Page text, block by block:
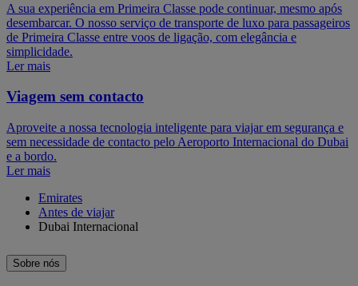
A sua experiência em Primeira Classe pode continuar, mesmo após
desembarcar. O nosso serviço de transporte de luxo para passageiros
de Primeira Classe entre voos de ligação, com elegância e
simplicidade.
Ler mais
Viagem sem contacto
Aproveite a nossa tecnologia inteligente para viajar em segurança e
sem necessidade de contacto pelo Aeroporto Internacional do Dubai
e a bordo.
Ler mais
Emirates
Antes de viajar
Dubai Internacional
Sobre nós